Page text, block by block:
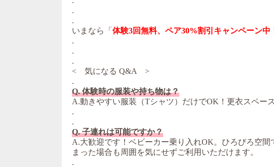
.
.
いまなら「 体験3回無料、ペア30%割引キャンペーン中
.
.
.
< 気になる Q&A >
.
Q. 体験時の服装や持ち物は？
A.動きやすい服装（Tシャツ）だけでOK！更衣スペー
.
.
Q. 子連れは可能ですか？
A.大歓迎です！ベビーカー乗り入れOK。ひろびろ空
まった場合も周囲を気にせずご利用いただけます。
.